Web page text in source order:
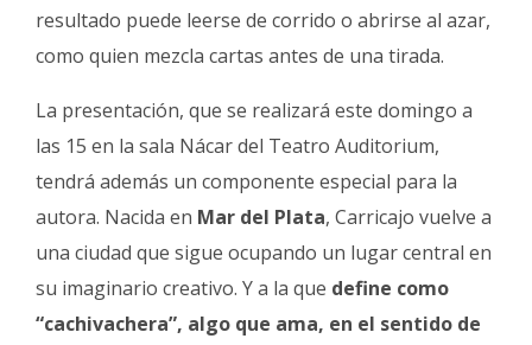
resultado puede leerse de corrido o abrirse al azar,
como quien mezcla cartas antes de una tirada.
La presentación, que se realizará este domingo a
las 15 en la sala Nácar del Teatro Auditorium,
tendrá además un componente especial para la
autora. Nacida en Mar del Plata, Carricajo vuelve a
una ciudad que sigue ocupando un lugar central en
su imaginario creativo. Y a la que define como
“cachivachera”, algo que ama, en el sentido de